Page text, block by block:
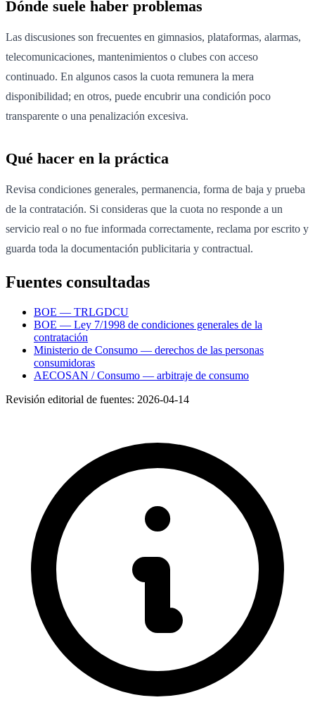
Dónde suele haber problemas
Las discusiones son frecuentes en gimnasios, plataformas, alarmas,
telecomunicaciones, mantenimientos o clubes con acceso
continuado. En algunos casos la cuota remunera la mera
disponibilidad; en otros, puede encubrir una condición poco
transparente o una penalización excesiva.
Qué hacer en la práctica
Revisa condiciones generales, permanencia, forma de baja y prueba
de la contratación. Si consideras que la cuota no responde a un
servicio real o no fue informada correctamente, reclama por escrito y
guarda toda la documentación publicitaria y contractual.
Fuentes consultadas
BOE — TRLGDCU
BOE — Ley 7/1998 de condiciones generales de la
contratación
Ministerio de Consumo — derechos de las personas
consumidoras
AECOSAN / Consumo — arbitraje de consumo
Revisión editorial de fuentes: 2026-04-14